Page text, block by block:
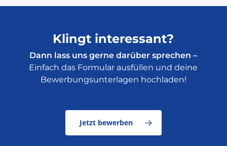
Klingt interessant?
Dann lass uns gerne darüber sprechen –
Einfach das Formular ausfüllen und deine
Bewerbungsunterlagen hochladen!
Jetzt bewerben